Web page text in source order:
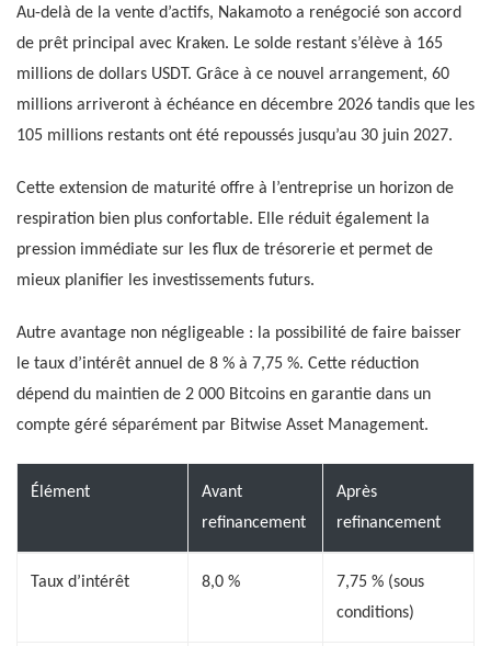
Au-delà de la vente d’actifs, Nakamoto a renégocié son accord
de prêt principal avec Kraken. Le solde restant s’élève à 165
millions de dollars USDT. Grâce à ce nouvel arrangement, 60
millions arriveront à échéance en décembre 2026 tandis que les
105 millions restants ont été repoussés jusqu’au 30 juin 2027.
Cette extension de maturité offre à l’entreprise un horizon de
respiration bien plus confortable. Elle réduit également la
pression immédiate sur les flux de trésorerie et permet de
mieux planifier les investissements futurs.
Autre avantage non négligeable : la possibilité de faire baisser
le taux d’intérêt annuel de 8 % à 7,75 %. Cette réduction
dépend du maintien de 2 000 Bitcoins en garantie dans un
compte géré séparément par Bitwise Asset Management.
Élément
Avant
refinancement
Après
refinancement
Taux d’intérêt 8,0 %
7,75 % (sous
conditions)